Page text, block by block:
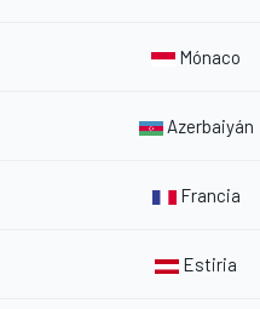
Mónaco
Azerbaiyán
Francia
Estiria